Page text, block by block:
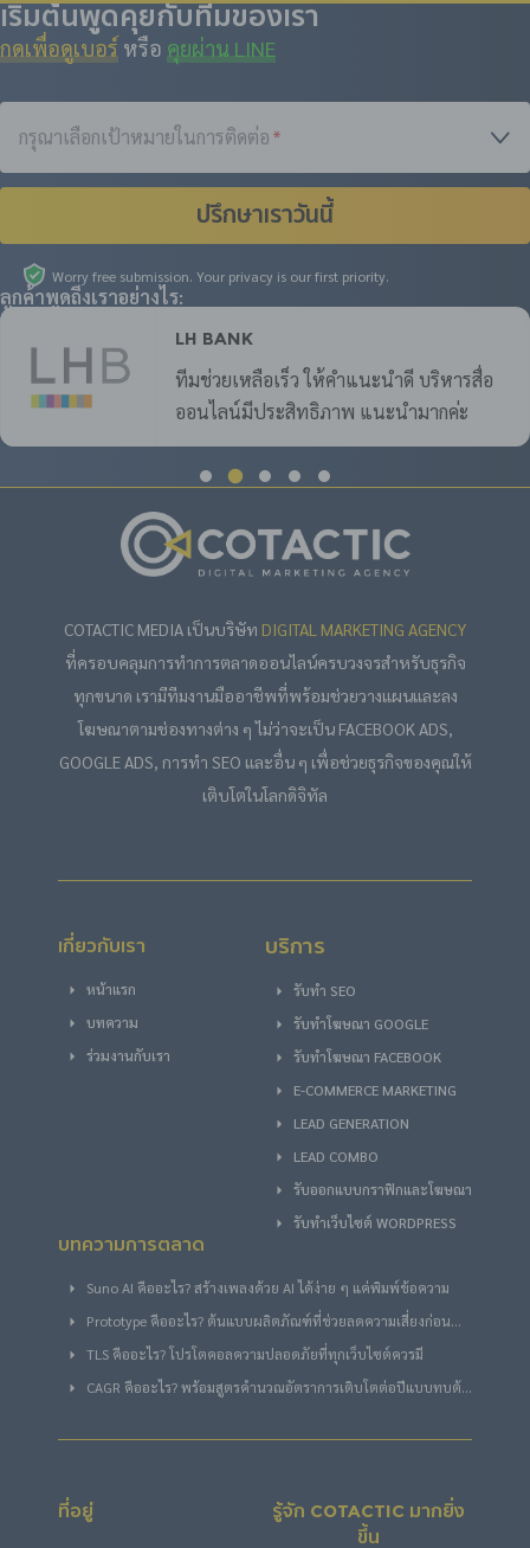
ลูกค้าพูดถึงเราอย่างไร:
LH Bank
ทีมช่วยเหลือเร็ว ให้คำแนะนำดี บริหารสื่อ
ออนไลน์มีประสิทธิภาพ แนะนำมากค่ะ
เริ่มต้นพูดคุยกับทีมของเรา
กดเพื่อดูเบอร์ หรือ คุยผ่าน LINE
กรุณาเลือกเป้าหมายในการติดต่อ*
ปรึกษาเราวันนี้
Worry free submission. Your privacy is our first priority.
COTACTIC MEDIA เป็นบริษัท DIGITAL MARKETING AGENCY
ที่ครอบคลุมการทำการตลาดออนไลน์ครบวงจรสำหรับธุรกิจ
ทุกขนาด เรามีทีมงานมืออาชีพที่พร้อมช่วยวางแผนและลง
โฆษณาตามช่องทางต่าง ๆ ไม่ว่าจะเป็น FACEBOOK ADS,
GOOGLE ADS, การทำ SEO และอื่น ๆ เพื่อช่วยธุรกิจของคุณให้
เติบโตในโลกดิจิทัล
เกี่ยวกับเรา
หน้าแรก
บทความ
ร่วมงานกับเรา
บริการ
รับทำ SEO
รับทําโฆษณา GOOGLE
รับทําโฆษณา FACEBOOK
E-COMMERCE MARKETING
LEAD GENERATION
LEAD COMBO
รับออกแบบกราฟิกและโฆษณา
รับทำเว็บไซต์ WORDPRESS
บทความการตลาด
Suno AI คืออะไร? สร้างเพลงด้วย AI ได้ง่าย ๆ แค่พิมพ์ข้อความ
Prototype คืออะไร? ต้นแบบผลิตภัณฑ์ที่ช่วยลดความเสี่ยงก่อน
พัฒนาจริง
TLS คืออะไร? โปรโตคอลความปลอดภัยที่ทุกเว็บไซต์ควรมี
CAGR คืออะไร? พร้อมสูตรคำนวณอัตราการเติบโตต่อปีแบบทบต้น
ที่อยู่
รู้จัก COTACTIC มากยิ่ง
ขึ้น